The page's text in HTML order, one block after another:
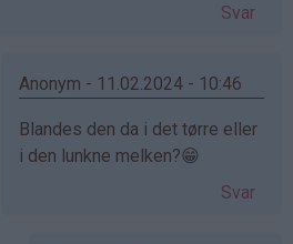
bekreftet)
Svar
Anonym - 11.02.2024 - 10:46
Som
svar
Blandes den da i det tørre eller
i den lunkne melken?😁
Svar